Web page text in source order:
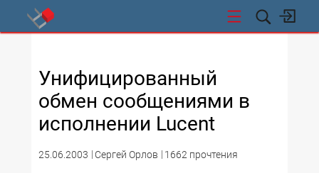
Унифицированный
обмен сообщениями в
исполнении Lucent
25.06.2003 Сергей Орлов 1662 прочтения